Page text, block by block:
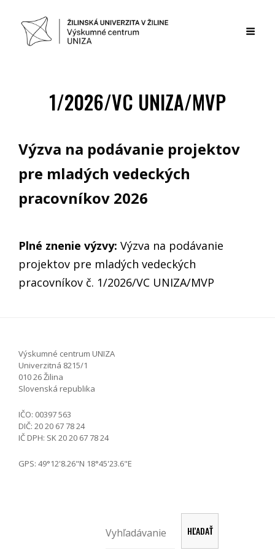
1/2026/VC UNIZA/MVP
Výzva na podávanie projektov
pre mladých vedeckých
pracovníkov 2026
Plné znenie výzvy: Výzva na podávanie
projektov pre mladých vedeckých
pracovníkov č. 1/2026/VC UNIZA/MVP
Výskumné centrum UNIZA
Univerzitná 8215/1
010 26 Žilina
Slovenská republika
IČO: 00397 563
DIČ: 20 20 67 78 24
IČ DPH: SK 20 20 67 78 24
GPS: 49°12'8.26"N 18°45'23.6"E
HĽADAŤ